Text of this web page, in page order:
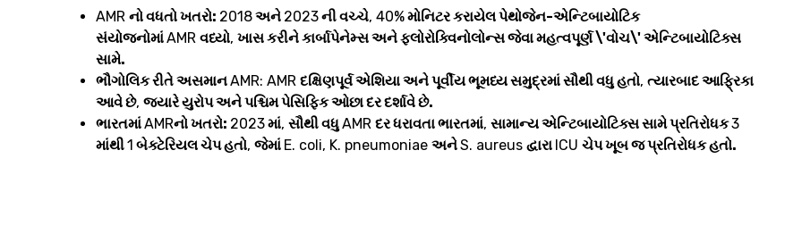
AMR નો વધતો ખતરો: 2018અને 2023ની વચ્ચે, 40%મોનિટર કરાયેલ પેથોજેન-એન્ટિબાયોટિક
સંયોજનોમાંAMR વધ્યો, ખાસ કરીને કાર્બાપેનેમ્સ અને ફ્લોરોક્વિનોલોન્સ જેવા મહત્વપૂર્ણ \'વોચ\' એન્ટિબાયોટિક્સ
સામે.
ભૌગોલિક રીતે અસમાનAMR: AMR દક્ષિણપૂર્વ એશિયા અને પૂર્વીય ભૂમધ્ય સમુદ્રમાં સૌથી વધુ હતો, ત્યારબાદ આફ્રિકા
આવે છે, જ્યારે યુરોપ અને પશ્ચિમ પેસિફિક ઓછા દર દર્શાવે છે.
ભારતમાંAMRનો ખતરો: 2023માં, સૌથી વધુAMR દર ધરાવતા ભારતમાં, સામાન્ય એન્ટિબાયોટિક્સ સામે પ્રતિરોધક3
માંથી1 બેક્ટેરિયલ ચેપ હતો, જેમાં E. coli, K. pneumoniae અનેS. aureus દ્વારા ICU ચેપ ખૂબ જ પ્રતિરોધક હતો.